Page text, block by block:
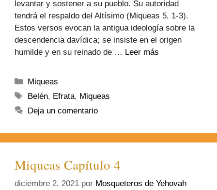
levantar y sostener a su pueblo. Su autoridad
tendrá el respaldo del Altísimo (Miqueas 5, 1-3).
Estos versos evocan la antigua ideología sobre la
descendencia davídica; se insiste en el origen
humilde y en su reinado de … Leer más
Miqueas
Belén, Efrata, Miqueas
Deja un comentario
Miqueas Capítulo 4
diciembre 2, 2021 por Mosqueteros de Yehovah